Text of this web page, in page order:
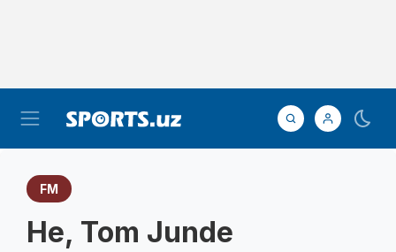
FM
He, Tom Junde